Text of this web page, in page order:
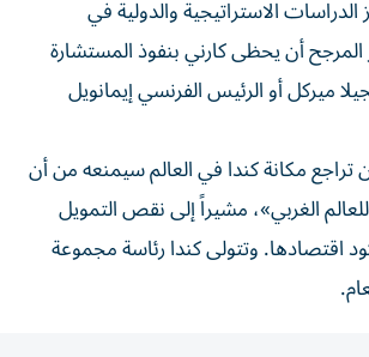
الاستراتيجية والدولية في
أن يحظى كارني بنفوذ المستشارة
ميركل أو الرئيس الفرنسي إيمانويل
تراجع مكانة كندا في العالم سيمنعه من أن
الغربي»، مشيراً إلى نقص التمويل
اقتصادها. وتتولى كندا رئاسة مجموعة